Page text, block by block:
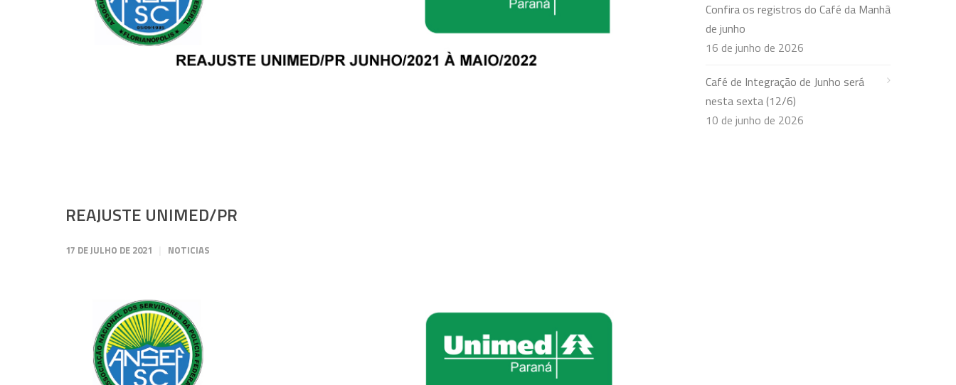
REAJUSTE UNIMED/PR
17 DE JULHO DE 2021 NOTICIAS
Confira os registros do Café da Manhã
de junho
16 de junho de 2026
Café de Integração de Junho será
nesta sexta (12/6)
10 de junho de 2026